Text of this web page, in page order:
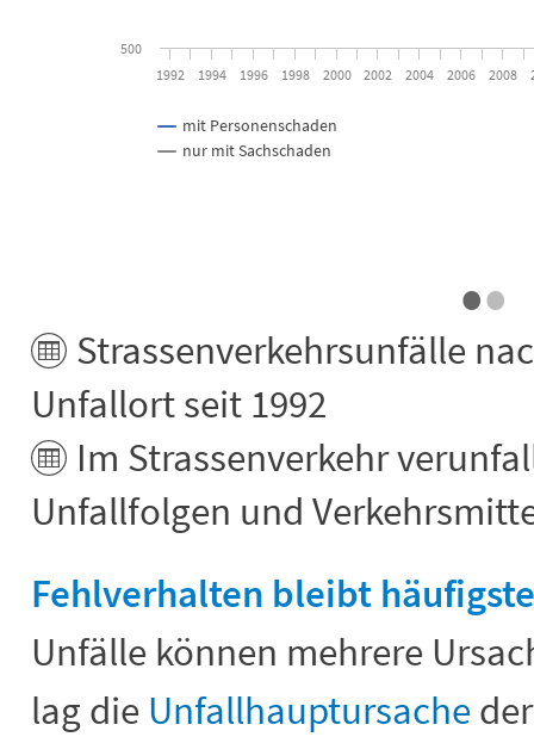
mit Personenschaden
nur mit Sachschaden
1992 1994 1996 1998 2000 2002 2004 2006 2008
500
••
Strassenverkehrsunfälle
Unfallort seit 1992
Im Strassenverkehr
Unfallfolgen und
Fehlverhalten bleibt
Unfälle können mehrere
lag die Unfallhauptursache